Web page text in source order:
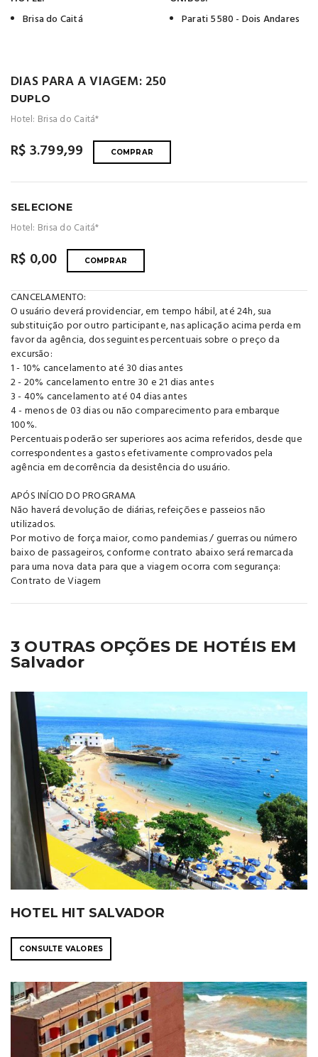
Brisa do Caitá
Parati 5580 - Dois Andares
DIAS PARA A VIAGEM: 250
DUPLO
Hotel: Brisa do Caitá*
R$ 3.799,99 COMPRAR
SELECIONE
Hotel: Brisa do Caitá*
R$ 0,00 COMPRAR
CANCELAMENTO:
O usuário deverá providenciar, em tempo hábil, até 24h, sua
substituição por outro participante, nas aplicação acima perda em
favor da agência, dos seguintes percentuais sobre o preço da
excursão:
1 - 10% cancelamento até 30 dias antes
2 - 20% cancelamento entre 30 e 21 dias antes
3 - 40% cancelamento até 04 dias antes
4 - menos de 03 dias ou não comparecimento para embarque
100%.
Percentuais poderão ser superiores aos acima referidos, desde que
correspondentes a gastos efetivamente comprovados pela
agência em decorrência da desistência do usuário.
APÓS INÍCIO DO PROGRAMA
Não haverá devolução de diárias, refeições e passeios não
utilizados.
Por motivo de força maior, como pandemias / guerras ou número
baixo de passageiros, conforme contrato abaixo será remarcada
para uma nova data para que a viagem ocorra com segurança:
Contrato de Viagem
3 OUTRAS OPÇÕES DE HOTÉIS EM
Salvador
HOTEL HIT SALVADOR
CONSULTE VALORES